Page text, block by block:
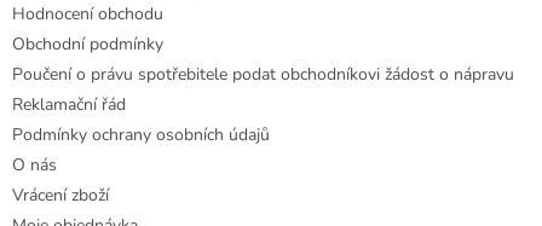
Hodnocení obchodu
Obchodní podmínky
Poučení o právu spotřebitele podat obchodníkovi žádost o nápravu
Reklamační řád
Podmínky ochrany osobních údajů
O nás
Vrácení zboží